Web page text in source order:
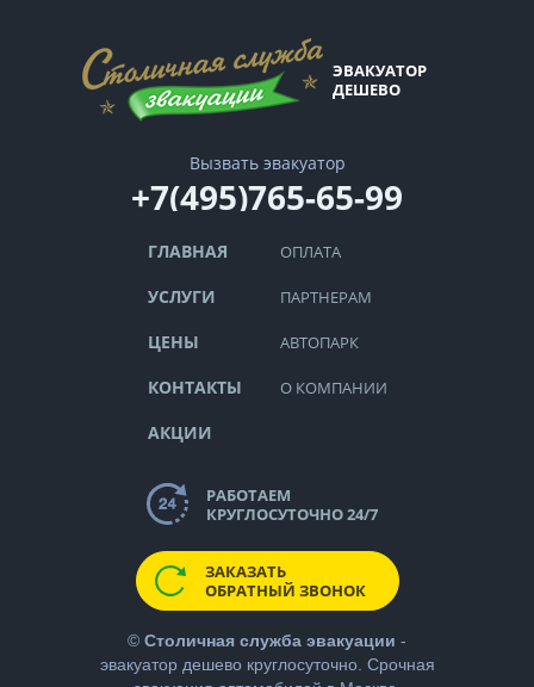
ЭВАКУАТОР
ДЕШЕВО
Вызвать эвакуатор
+7(495)765-65-99
ГЛАВНАЯ
УСЛУГИ
ЦЕНЫ
КОНТАКТЫ
АКЦИИ
ОПЛАТА
ПАРТНЕРАМ
АВТОПАРК
О КОМПАНИИ
РАБОТАЕМ
КРУГЛОСУТОЧНО 24/7
ЗАКАЗАТЬ
ОБРАТНЫЙ ЗВОНОК
© Столичная служба эвакуации -
эвакуатор дешевокруглосуточно. Срочная